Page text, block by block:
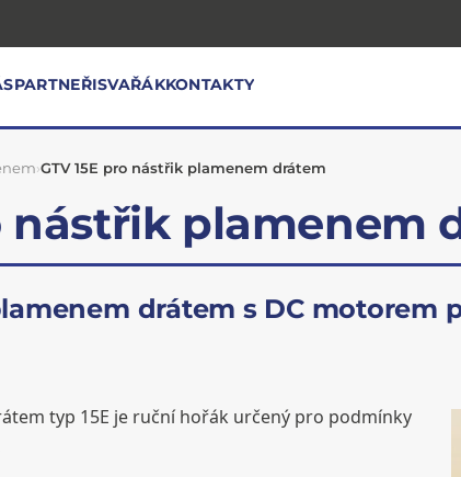
PARTNEŘISVAŘÁKKONTAKTY
›GTV 15E pro nástřik plamenem drátem
nástřik plamenem
drátem s DC motorem
typ 15E je ruční hořák určený pro podmínky